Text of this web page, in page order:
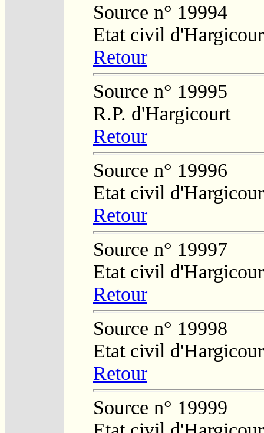
Source n° 19994
Etat civil
Retour
Source n° 19995
R.P. d'Hargicourt
Retour
Source n° 19996
Etat civil
Retour
Source n° 19997
Etat civil
Retour
Source n° 19998
Etat civil
Retour
Source n° 19999